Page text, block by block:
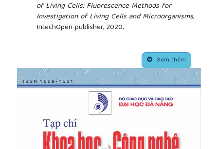
of Living Cells: Fluorescence Methods for
Investigation of Living Cells and Microorganisms,
IntechOpen publisher, 2020.
, vol. 107, no. 32, pp.
14217-14222, 2010.
https://doi.org/10.1073/pnas.1008623107
[5]Ulyanov, A. Vedaldi, and V. Lempitsky, “Deep
”, Int. J. Comput. Vis., vol. 128, pp. 1867–
https://doi.org/10.1007/s11263-020-
01303-4
[6]Simon and M. Elad, “Rethinking the CSC model
for natural images”,in Proc. Adv. Neural Inf.
Xem thêm